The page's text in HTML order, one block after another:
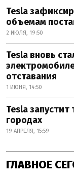
Tesla
объемам
2 ИЮЛЯ, 19:50
Tesla вновь
отставания
1 ИЮНЯ, 14:50
Tesla
городах
19 АПРЕЛЯ, 15:59
ГЛАВНОЕ